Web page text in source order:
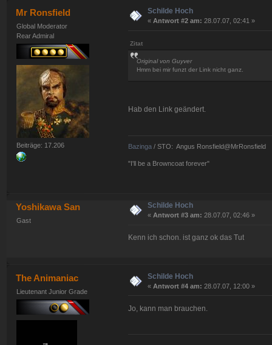
Mr Ronsfield
Global Moderator
Rear Admiral
Beiträge: 17.206
Schilde Hoch
« Antwort #2 am: 28.07.07, 02:41 »
Zitat
Original von Guyver
Hmm bei mir funzt der Link nicht ganz.
Hab den Link geändert.
Bazinga/ STO: Angus Ronsfield@MrRonsfield
"I'll be a Browncoat forever"
Yoshikawa San
Gast
Schilde Hoch
«Antwort #3 am: 28.07.07, 02:46 »
Kenn ich schon. ist ganz ok das Tut
The Animaniac
Lieutenant Junior Grade
Schilde Hoch
« Antwort #4 am: 28.07.07, 12:00 »
Jo, kann man brauchen.